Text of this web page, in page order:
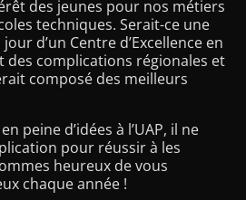
des jeunes pour nos métiers
techniques. Serait-ce une
d’un Centre d’Excellence en
des complications régionales et
composé des meilleurs
peine d’idées à l’UAP, il ne
pour réussir à les
heureux de vous
chaque année !